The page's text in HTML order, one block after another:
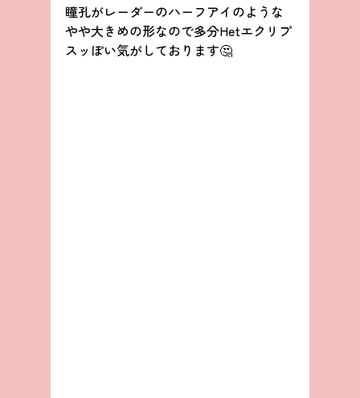
瞳孔がレーダーのハーフアイのような
やや大きめの形なので多分Hetエクリプ
スッぽい気がしております🤔